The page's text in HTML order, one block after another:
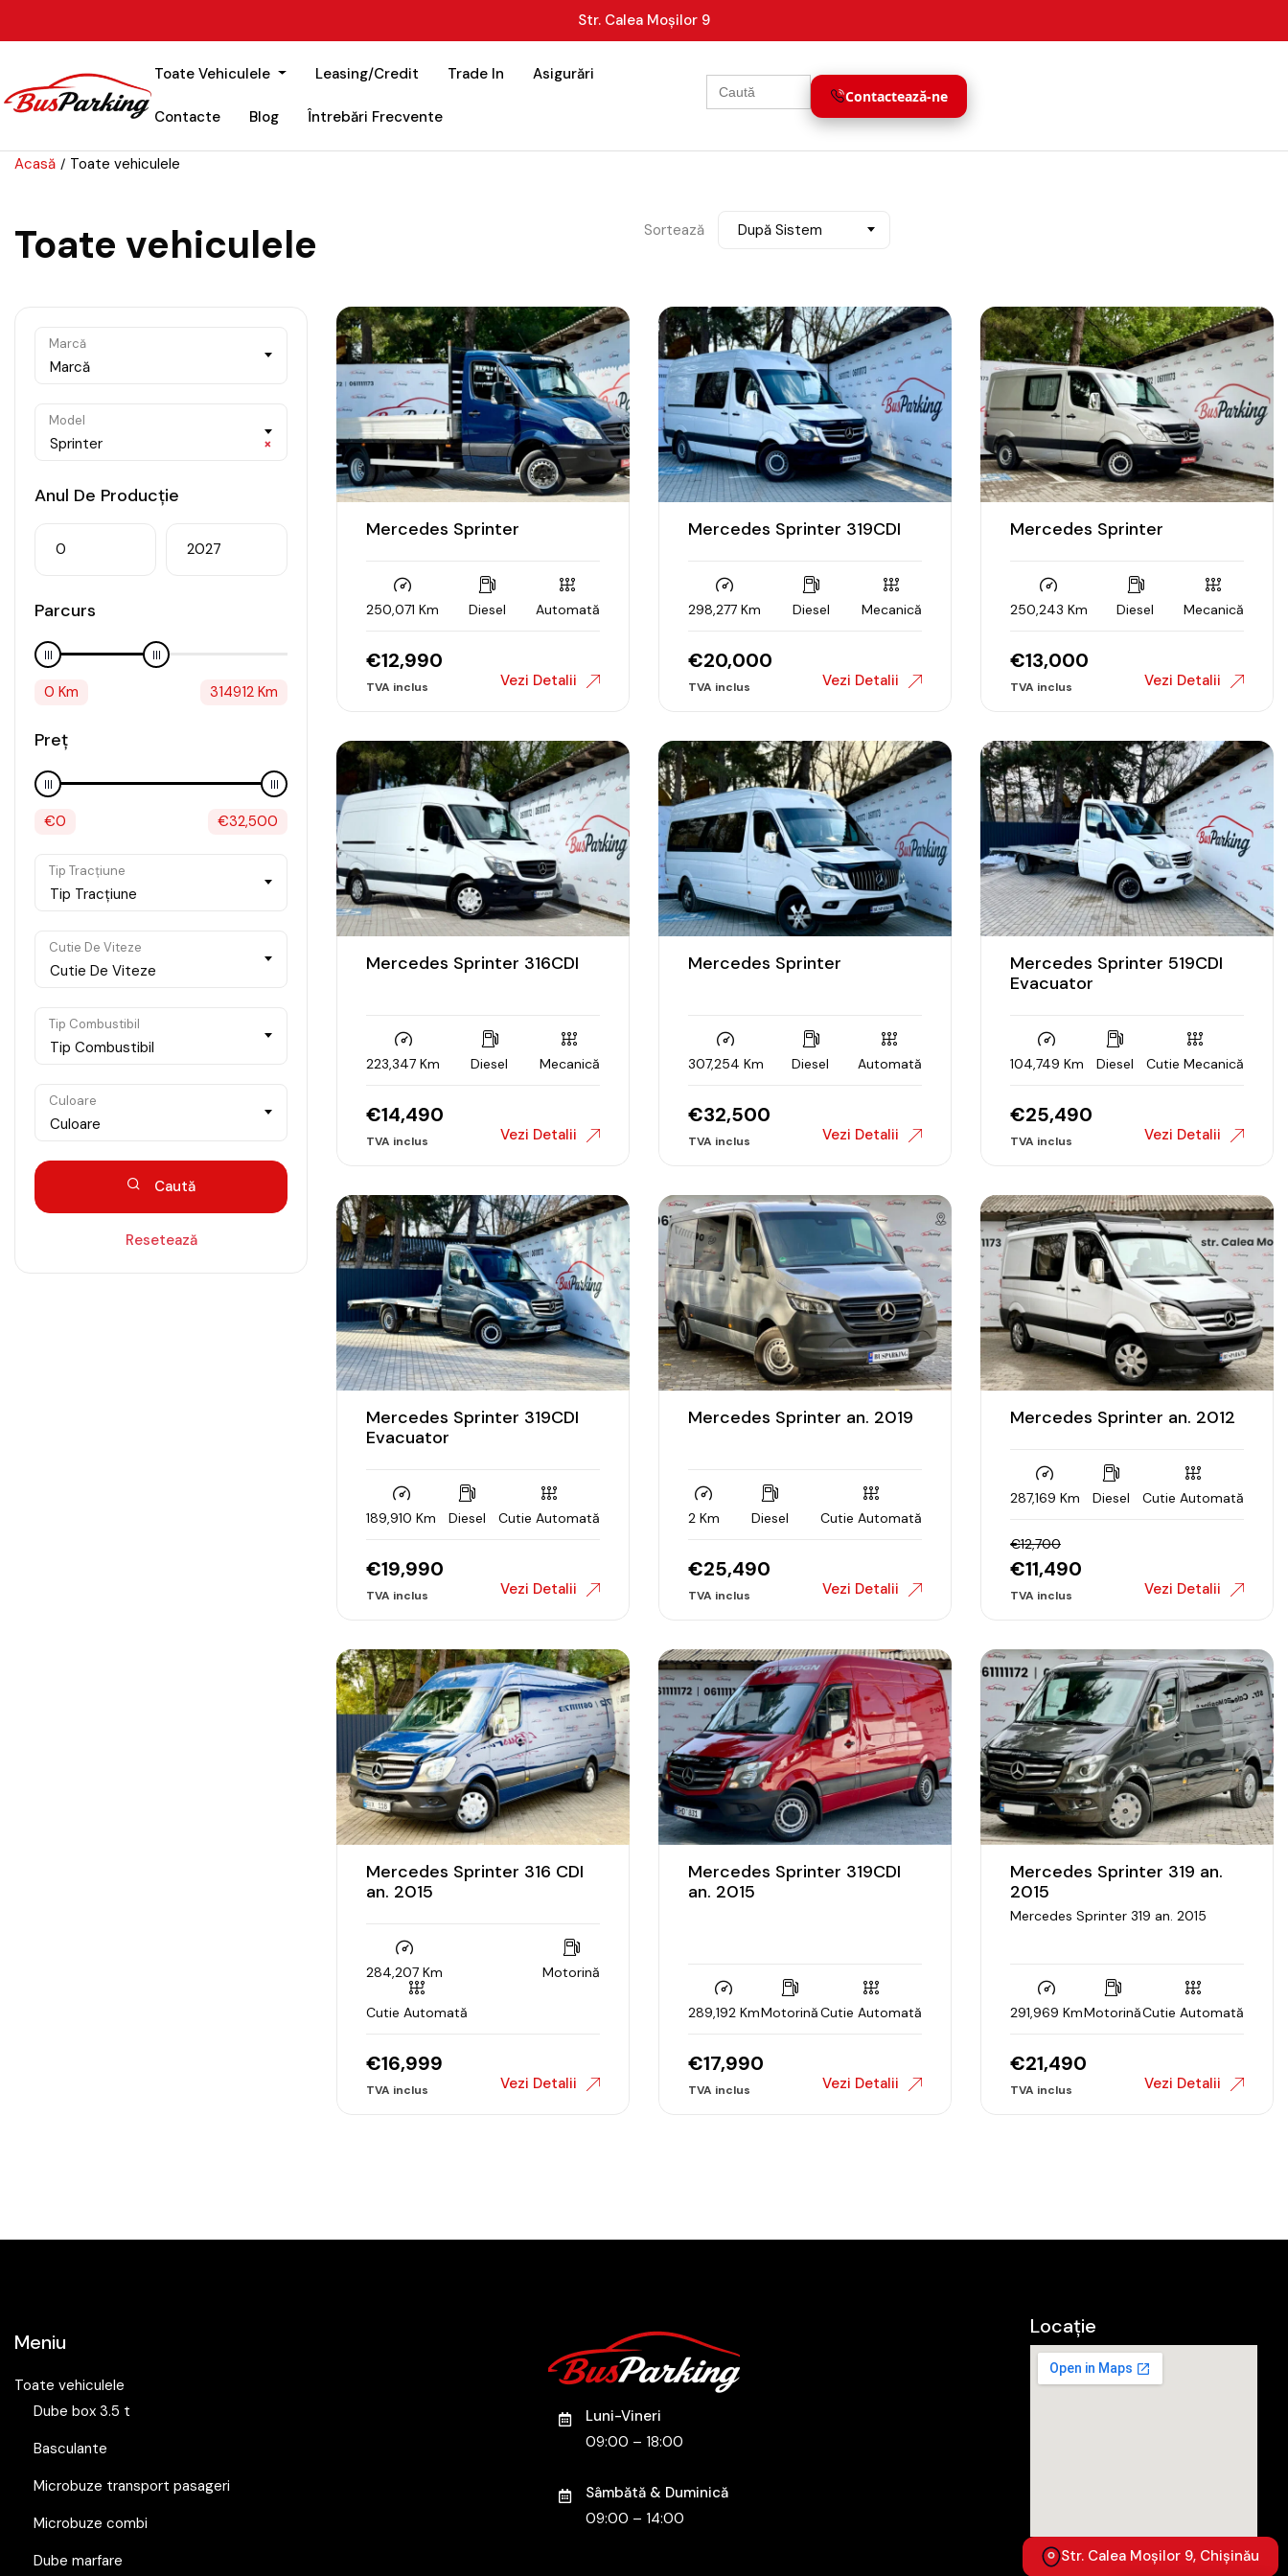
Str. Calea Moșilor 9
Toate Vehiculele Leasing/Credit Trade In Asigurări
Contacte Blog Întrebări Frecvente
Contactează-ne
Search
for:
Acasă Toate vehiculele
Toate vehiculele Sortează După Sistem
Marcă
Marcă
Model
×
Sprinter
Anul De Producție
Parcurs
0 Km 314912 Km
Preț
€0 €32,500
Tip Tracțiune
Tip Tracțiune
Cutie De Viteze
Cutie De Viteze
Tip Combustibil
Tip Combustibil
Culoare
Culoare
Caută
Resetează
Mercedes Sprinter
250,071 Km Diesel Automată
€12,990
Vezi Detalii
Mercedes Sprinter 319CDI
298,277 Km Diesel Mecanică
€20,000
Vezi Detalii
Mercedes Sprinter
250,243 Km Diesel Mecanică
€13,000
Vezi Detalii
Mercedes Sprinter 316CDI
223,347 Km Diesel Mecanică
€14,490
Vezi Detalii
Mercedes Sprinter
307,254 Km Diesel Automată
€32,500
Vezi Detalii
Mercedes Sprinter 519CDI
Evacuator
104,749 Km Diesel Cutie Mecanică
€25,490
Vezi Detalii
Mercedes Sprinter 319CDI
Evacuator
189,910 Km Diesel Cutie Automată
€19,990
Vezi Detalii
Mercedes Sprinter an. 2019
2 Km Diesel Cutie Automată
€25,490
Vezi Detalii
Mercedes Sprinter an. 2012
287,169 Km Diesel Cutie Automată
€12,700
€11,490
Vezi Detalii
Mercedes Sprinter 316 CDI
an. 2015
284,207 Km Motorină
Cutie Automată
€16,999
Vezi Detalii
Mercedes Sprinter 319CDI
an. 2015
289,192 KmMotorinăCutie Automată
€17,990
Vezi Detalii
Mercedes Sprinter 319 an.
2015
Mercedes Sprinter 319 an. 2015
291,969 KmMotorinăCutie Automată
€21,490
Vezi Detalii
Meniu
Toate vehiculele
Dube box 3.5 t
Basculante
Microbuze transport pasageri
Microbuze combi
Dube marfare
Luni-Vineri
09:00 – 18:00
Sâmbătă & Duminică
09:00 – 14:00
Locație
Str. Calea Moșilor 9, Chișinău